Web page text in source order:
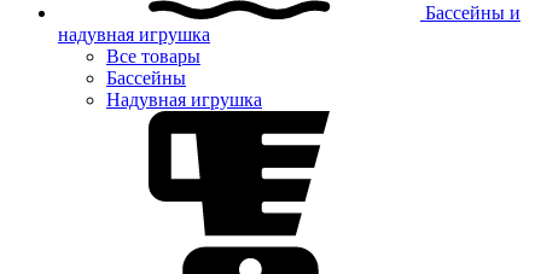
Бассейны и
надувная игрушка
Все товары
Бассейны
Надувная игрушка